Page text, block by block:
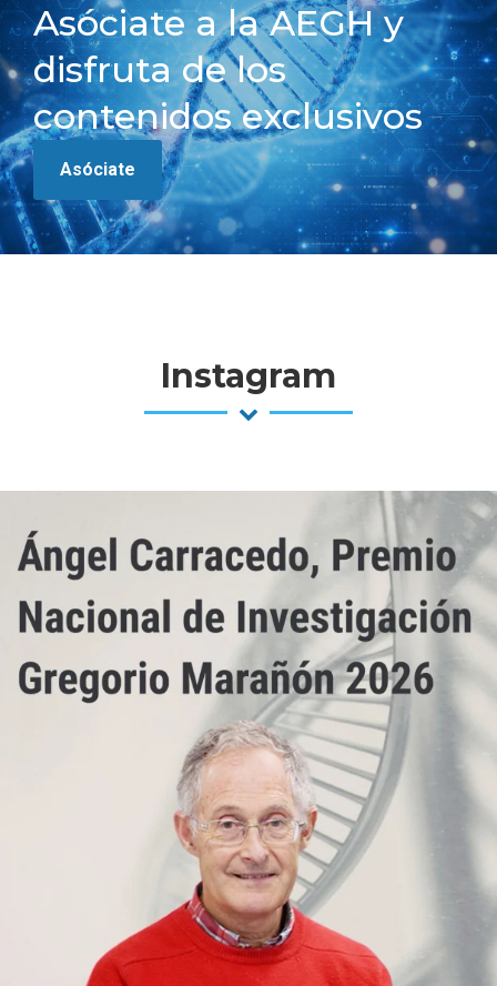
Asóciate a la AEGH y
disfruta de los
contenidos exclusivos
Asóciate
Instagram